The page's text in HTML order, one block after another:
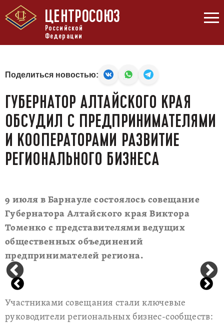
ЦЕНТРОСОЮЗ
Российской
Федерации
Поделиться новостью:
ГУБЕРНАТОР АЛТАЙСКОГО КРАЯ
ОБСУДИЛ С ПРЕДПРИНИМАТЕЛЯМИ
И КООПЕРАТОРАМИ РАЗВИТИЕ
РЕГИОНАЛЬНОГО БИЗНЕСА
9 июля в Барнауле состоялось совещание
Губернатора Алтайского края Виктора
Томенко с представителями ведущих
общественных объединений
предпринимателей региона.
Участниками совещания стали ключевые
руководители региональных бизнес-сообществ: